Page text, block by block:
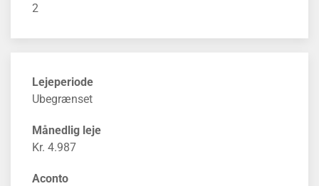
2
Lejeperiode
Ubegrænset
Månedlig leje
Kr. 4.987
Aconto